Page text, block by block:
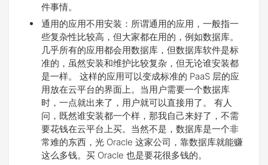
件事情。
通用的应用不用安装：所谓通用的应用，一般指一
些复杂性比较高，但大家都在用的，例如数据库。
几乎所有的应用都会用数据库，但数据库软件是标
准的，虽然安装和维护比较复杂，但无论谁安装都
是一样。 这样的应用可以变成标准的 PaaS 层的应
用放在云平台的界面上。当用户需要一个数据库
时，一点就出来了，用户就可以直接用了。 有人
问，既然谁安装都一个样，那我自己来好了，不需
要花钱在云平台上买。当然不是，数据库是一个非
常难的东西，光 Oracle 这家公司，靠数据库就能赚
这么多钱。买 Oracle 也是要花很多钱的。